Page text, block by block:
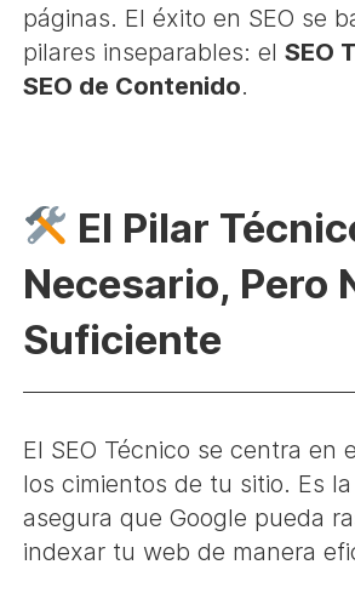
páginas. El éxito en SEO se
pilares inseparables: el SEO
SEO de Contenido.
El Pilar
Necesario, Pero
Suficiente
El SEO Técnico se centra en
los cimientos de tu sitio. Es
asegura que Google pueda
indexar tu web de manera